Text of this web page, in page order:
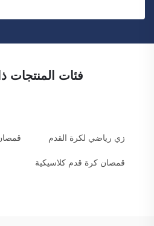
فئات المنتجات
زي رياضي لكرة القدم
قمصان كرة قدم كلاسيكية